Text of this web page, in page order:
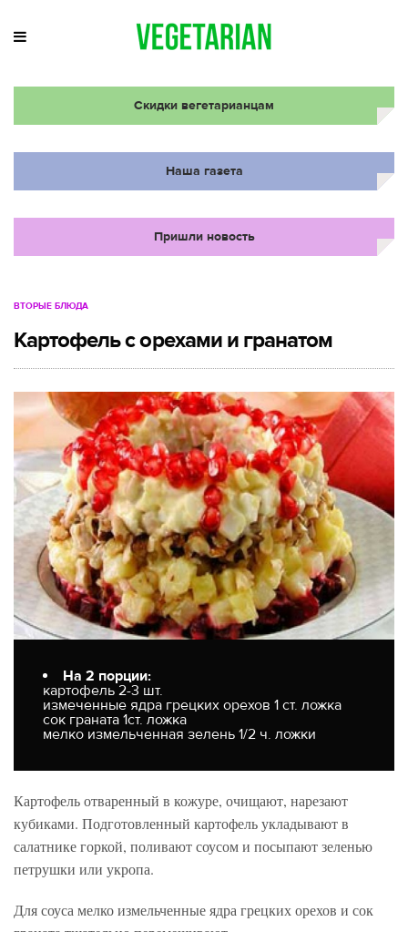
Скидки вегетарианцам
Наша газета
Пришли новость
ВТОРЫЕ БЛЮДА
Картофель с орехами и гранатом
На 2 порции:
картофель 2-3 шт.
измеченные ядра грецких орехов 1 ст. ложка
сок граната 1ст. ложка
мелко измельченная зелень 1/2 ч. ложки
Картофель отваренный в кожуре, очищают, нарезают
кубиками. Подготовленный картофель укладывают в
салатнике горкой, поливают соусом и посыпают зеленью
петрушки или укропа.
Для соуса мелко измельченные ядра грецких орехов и сок